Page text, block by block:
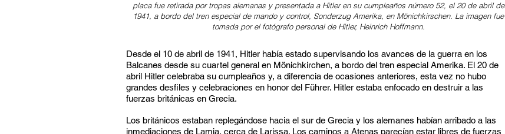
placa fue retirada por tropas alemanas y presentada a Hitler en su cumpleaños número 52, el 20 de abril de
1941, a bordo del tren especial de mando y control, Sonderzug Amerika, en Mönichkirschen. La imagen fue
tomada por el fotógrafo personal de Hitler, Heinrich Hoffmann.
Desde el 10 de abril de 1941, Hitler había estado supervisando los avances de la guerra en los
Balcanes desde su cuartel general en Mönichkirchen, a bordo del tren especial Amerika. El 20 de
abril Hitler celebraba su cumpleaños y, a diferencia de ocasiones anteriores, esta vez no hubo
grandes desfiles y celebraciones en honor del Führer. Hitler estaba enfocado en destruir a las
fuerzas británicas en Grecia.
Los británicos estaban replegándose hacia el sur de Grecia y los alemanes habían arribado a las
inmediaciones de Lamia, cerca de Larissa. Los caminos a Atenas parecían estar libres de fuerzas